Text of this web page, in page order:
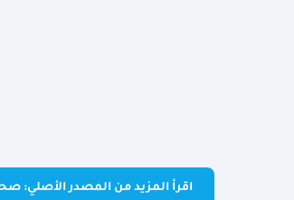
اقرأ المزيد من المصدر الأصلي: